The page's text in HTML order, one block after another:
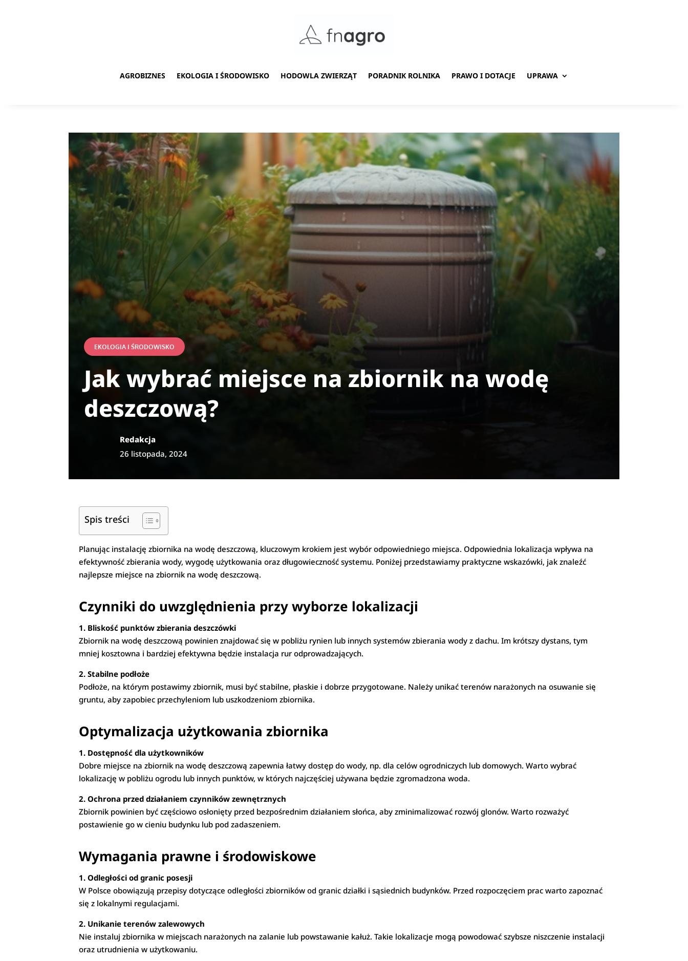
AGROBIZNES EKOLOGIA I ŚRODOWISKO HODOWLA ZWIERZĄT PORADNIK ROLNIKA PRAWO I DOTACJE UPRAWA
EKOLOGIA I ŚRODOWISKO
Jak wybrać miejsce na zbiornik na wodę
deszczową?
Redakcja
26 listopada, 2024
Spis treści
Planując instalację zbiornika na wodę deszczową, kluczowym krokiem jest wybór odpowiedniego miejsca. Odpowiednia lokalizacja wpływa na
efektywność zbierania wody, wygodę użytkowania oraz długowieczność systemu. Poniżej przedstawiamy praktyczne wskazówki, jak znaleźć
najlepsze miejsce na zbiornik na wodę deszczową.
Czynniki do uwzględnienia przy wyborze lokalizacji
1. Bliskość punktów zbierania deszczówki
Zbiornik na wodę deszczową powinien znajdować się w pobliżu rynien lub innych systemów zbierania wody z dachu. Im krótszy dystans, tym
mniej kosztowna i bardziej efektywna będzie instalacja rur odprowadzających.
2. Stabilne podłoże
Podłoże, na którym postawimy zbiornik, musi być stabilne, płaskie i dobrze przygotowane. Należy unikać terenów narażonych na osuwanie się
gruntu, aby zapobiec przechyleniom lub uszkodzeniom zbiornika.
Optymalizacja użytkowania zbiornika
1. Dostępność dla użytkowników
Dobre miejsce na zbiornik na wodę deszczową zapewnia łatwy dostęp do wody, np. dla celów ogrodniczych lub domowych. Warto wybrać
lokalizację w pobliżu ogrodu lub innych punktów, w których najczęściej używana będzie zgromadzona woda.
2. Ochrona przed działaniem czynników zewnętrznych
Zbiornik powinien być częściowo osłonięty przed bezpośrednim działaniem słońca, aby zminimalizować rozwój glonów. Warto rozważyć
postawienie go w cieniu budynku lub pod zadaszeniem.
Wymagania prawne i środowiskowe
1. Odległości od granic posesji
W Polsce obowiązują przepisy dotyczące odległości zbiorników od granic działki i sąsiednich budynków. Przed rozpoczęciem prac warto zapoznać
się z lokalnymi regulacjami.
2. Unikanie terenów zalewowych
Nie instaluj zbiornika w miejscach narażonych na zalanie lub powstawanie kałuż. Takie lokalizacje mogą powodować szybsze niszczenie instalacji
oraz utrudnienia w użytkowaniu.